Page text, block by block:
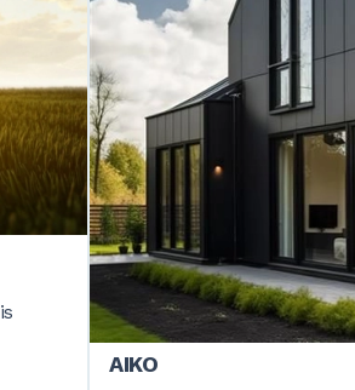
AIKO